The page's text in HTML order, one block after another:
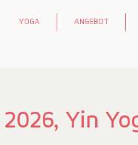
YOGA ANGEBOT
Yin